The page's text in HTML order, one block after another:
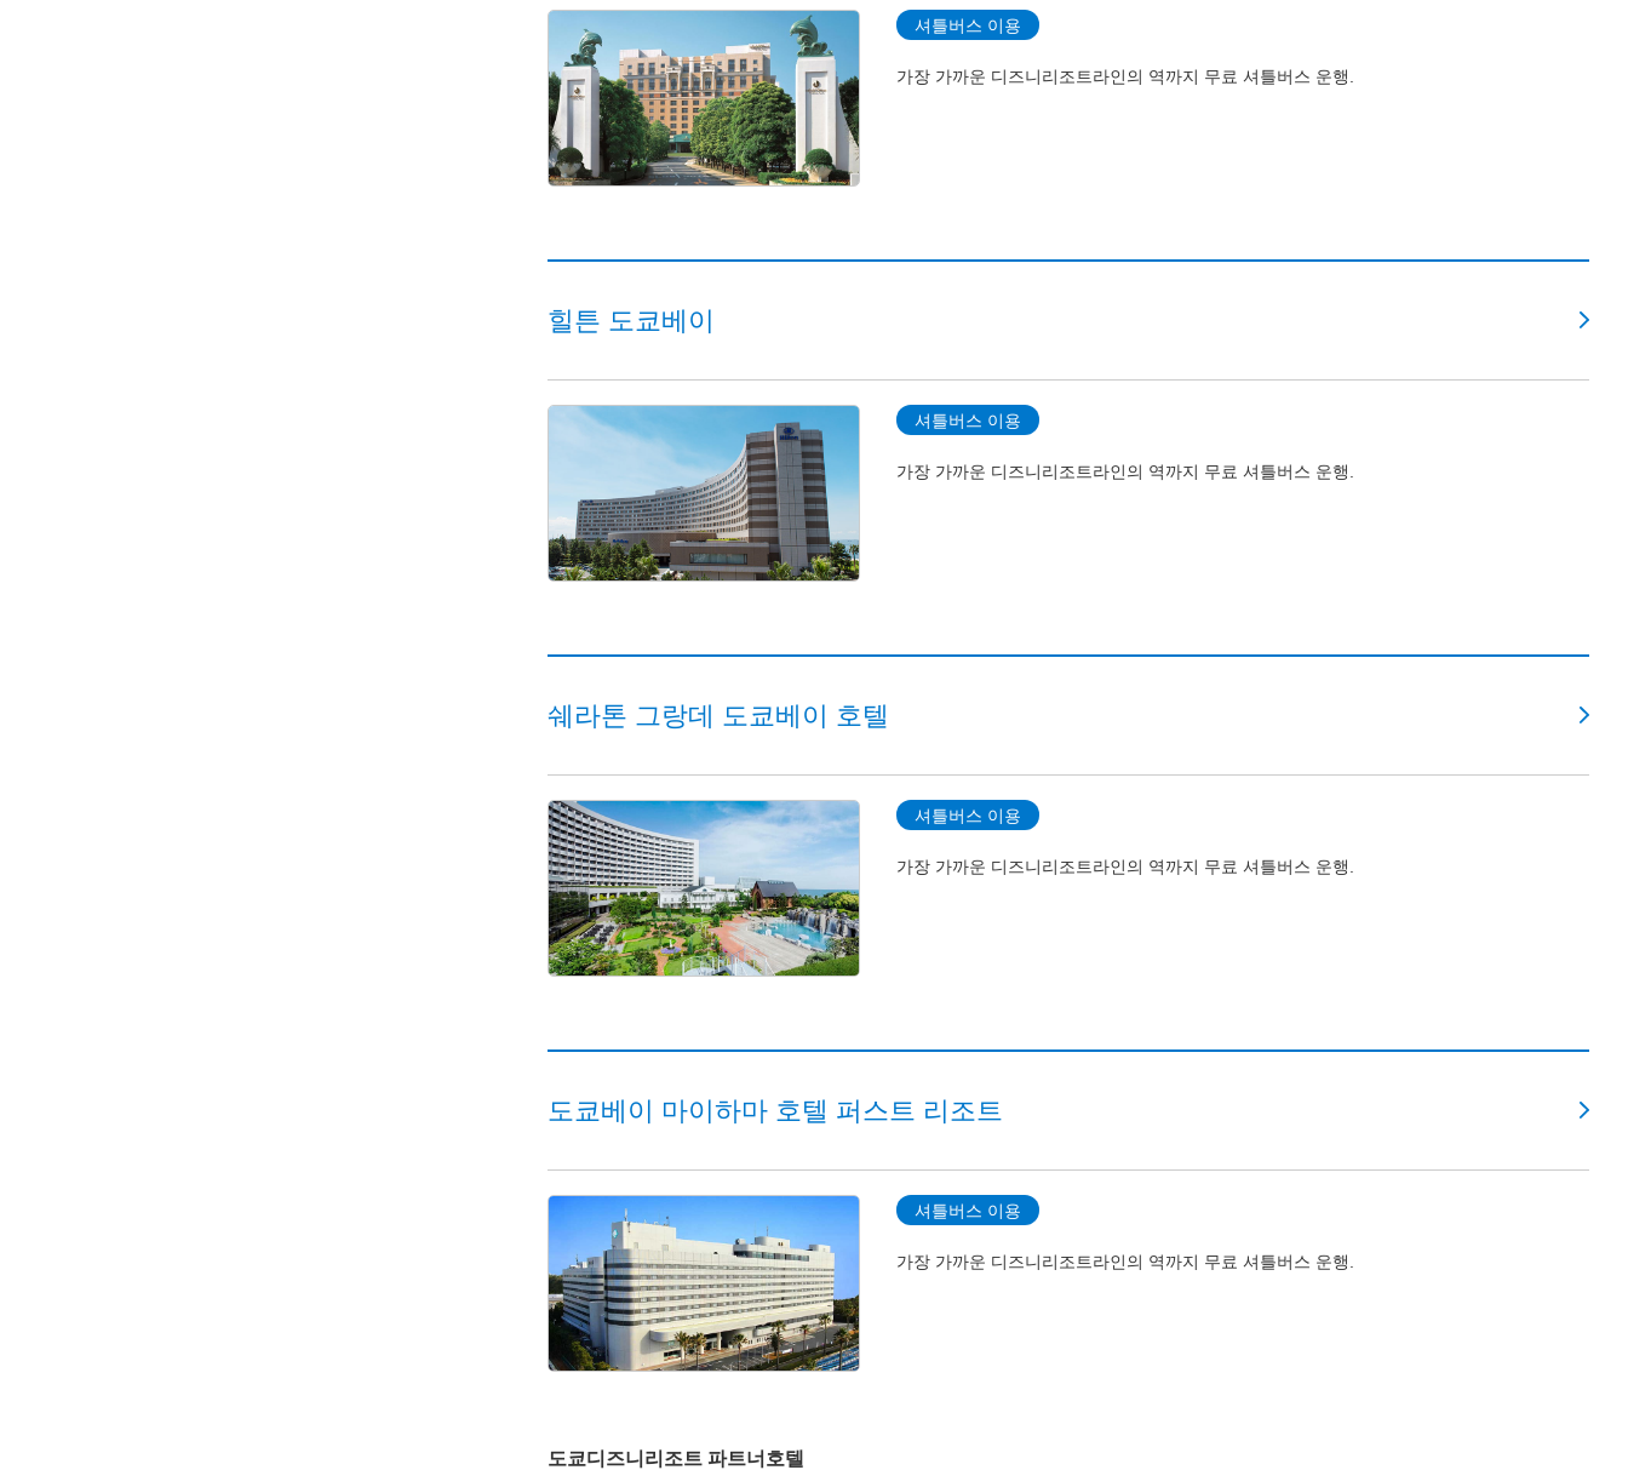
셔틀버스 이용
가장 가까운 디즈니리조트라인의 역까지 무료 셔틀버스 운행.
힐튼 도쿄베이
셔틀버스 이용
가장 가까운 디즈니리조트라인의 역까지 무료 셔틀버스 운행.
쉐라톤 그랑데 도쿄베이 호텔
셔틀버스 이용
가장 가까운 디즈니리조트라인의 역까지 무료 셔틀버스 운행.
도쿄베이 마이하마 호텔 퍼스트 리조트
셔틀버스 이용
가장 가까운 디즈니리조트라인의 역까지 무료 셔틀버스 운행.
도쿄디즈니리조트 파트너호텔